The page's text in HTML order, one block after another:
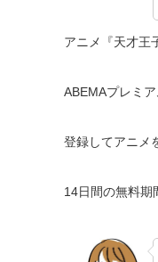
アニメ『天才王
ABEMAプレミ
登録してアニメ
14日間の無料期